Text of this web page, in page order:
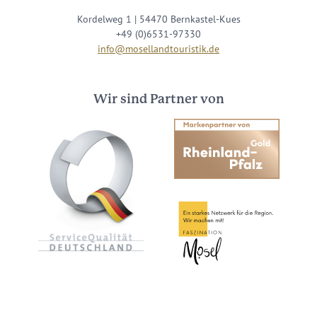
Kordelweg 1 | 54470 Bernkastel-Kues
+49 (0)6531-97330
info@mosellandtouristik.de
Wir sind Partner von